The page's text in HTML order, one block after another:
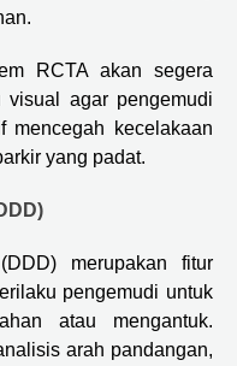
RCTA akan segera
visual agar pengemudi
mencegah kecelakaan
yang padat.
merupakan fitur
pengemudi untuk
atau mengantuk.
arah pandangan,